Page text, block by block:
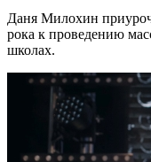
Даня Милохин
рока к проведению
школах.